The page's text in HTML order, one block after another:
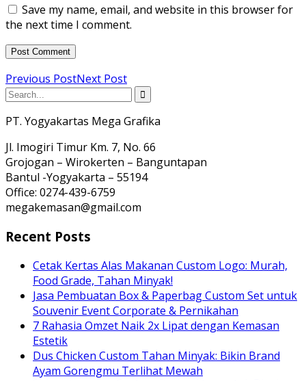
Save my name, email, and website in this browser for
the next time I comment.
Previous PostNext Post
PT. Yogyakartas Mega Grafika
Jl. Imogiri Timur Km. 7, No. 66
Grojogan – Wirokerten – Banguntapan
Bantul -Yogyakarta – 55194
Office: 0274-439-6759
megakemasan@gmail.com
Recent Posts
Cetak Kertas Alas Makanan Custom Logo: Murah,
Food Grade, Tahan Minyak!
Jasa Pembuatan Box & Paperbag Custom Set untuk
Souvenir Event Corporate & Pernikahan
7 Rahasia Omzet Naik 2x Lipat dengan Kemasan
Estetik
Dus Chicken Custom Tahan Minyak: Bikin Brand
Ayam Gorengmu Terlihat Mewah